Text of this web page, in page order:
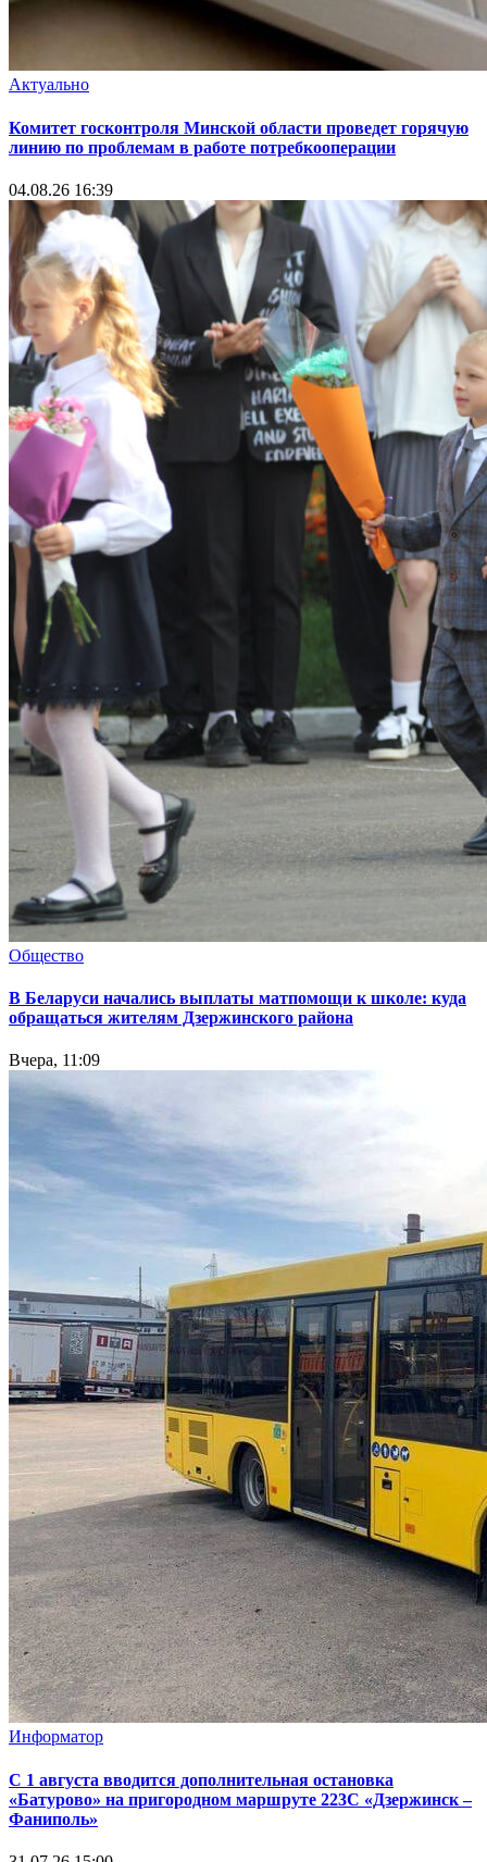
Актуально
Комитет госконтроля Минской области проведет горячую
линию по проблемам в работе потребкооперации
04.08.26 16:39
Общество
В Беларуси начались выплаты матпомощи к школе: куда
обращаться жителям Дзержинского района
Вчера, 11:09
Информатор
С 1 августа вводится дополнительная остановка
«Батурово» на пригородном маршруте 223С «Дзержинск –
Фаниполь»